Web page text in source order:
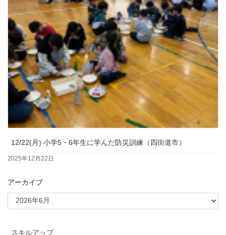
12/22(月) 小学5・6年生に学んだ防災訓練（四街道市）
2025年12月22日
アーカイブ
スキルアップ